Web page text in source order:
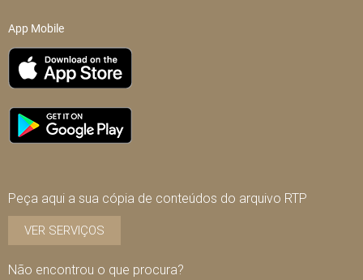
App Mobile
Peça aqui a sua cópia de conteúdos do arquivo RTP
VER SERVIÇOS
Não encontrou o que procura?